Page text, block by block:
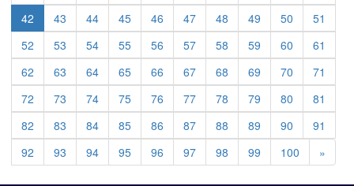
42
43 44 45 46 47 48 49 50
51
52
53 54 55 56 57 58 59 60
61
62
63 64 65 66 67 68 69 70
71
72
73 74 75 76 77 78 79 80
81
82
83 84 85 86 87 88 89 90
91
92
93 94 95 96 97 98 99 100 »